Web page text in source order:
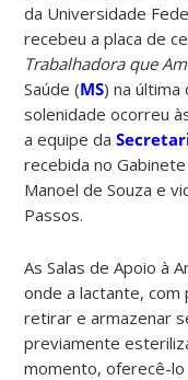
da Universidade
recebeu a placa de
Trabalhadora que
Saúde (MS) na
solenidade ocorreu
a equipe da
recebida no
Manoel de Souza e
Passos.
As Salas de Apoio à
onde a lactante, com
retirar e armazenar
previamente
momento, oferecê-